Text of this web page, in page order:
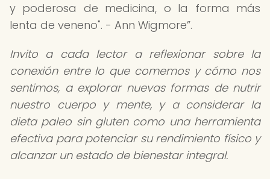
y poderosa de medicina, o la forma más
lenta de veneno". - Ann Wigmore .
Invito a cada lector a reflexionar sobre la
conexión entre lo que comemos y cómo nos
sentimos, a explorar nuevas formas de nutrir
nuestro cuerpo y mente, y a considerar la
dieta paleo sin gluten como una herramienta
efectiva para potenciar su rendimiento físico y
alcanzar un estado de bienestar integral.